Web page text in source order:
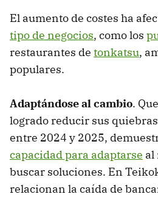
El aumento de costes ha
tipo de negocios, como los
restaurantes de tonkatsu,
populares.
Adaptándose al cambio.
logrado reducir sus
entre 2024 y 2025,
capacidad para adaptarse al
buscar soluciones. En
relacionan la caída de